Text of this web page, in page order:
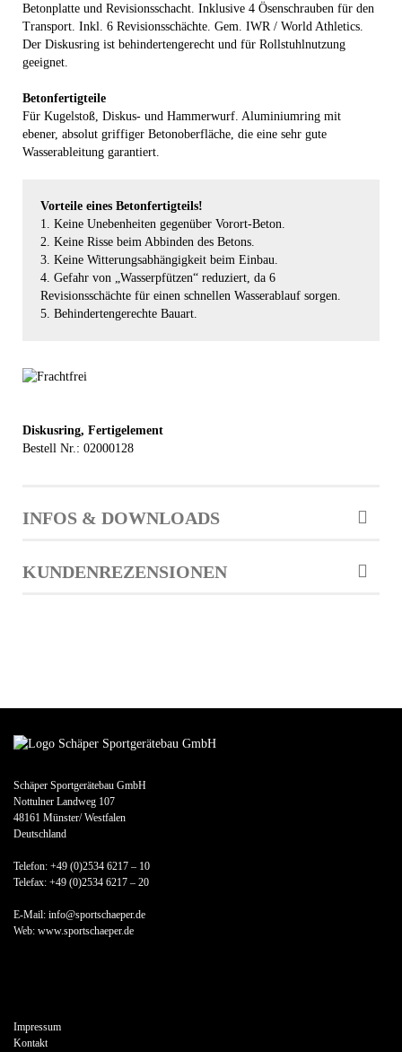
Betonplatte und Revisionsschacht. Inklusive 4 Ösenschrauben für den
Transport. Inkl. 6 Revisionsschächte. Gem. IWR / World Athletics.
Der Diskusring ist behindertengerecht und für Rollstuhlnutzung
geeignet.
Betonfertigteile
Für Kugelstoß, Diskus- und Hammerwurf. Aluminiumring mit
ebener, absolut griffiger Betonoberfläche, die eine sehr gute
Wasserableitung garantiert.
Vorteile eines Betonfertigteils!
1. Keine Unebenheiten gegenüber Vorort-Beton.
2. Keine Risse beim Abbinden des Betons.
3. Keine Witterungsabhängigkeit beim Einbau.
4. Gefahr von „Wasserpfützen“ reduziert, da 6
Revisionsschächte für einen schnellen Wasserablauf sorgen.
5. Behindertengerechte Bauart.
Diskusring, Fertigelement
Bestell Nr.: 02000128
INFOS & DOWNLOADS
KUNDENREZENSIONEN
Schäper Sportgerätebau GmbH
Nottulner Landweg 107
48161 Münster/ Westfalen
Deutschland
Telefon: +49 (0)2534 6217 – 10
Telefax: +49 (0)2534 6217 – 20
E-Mail: info@sportschaeper.de
Web: www.sportschaeper.de
Impressum
Kontakt